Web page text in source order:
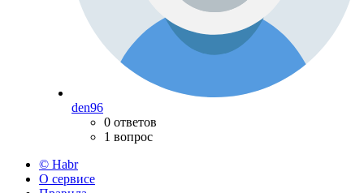
den96
0 ответов
1 вопрос
© Habr
О сервисе